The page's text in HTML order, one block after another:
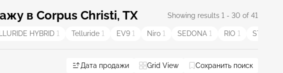
в Corpus Christi, TX Showing results 1 - 30 of 41
HYBRID 1 Telluride 1 EV9 1 Niro 1 SEDONA 1 RIO 1
Дата продажи Grid View Сохранить поиск